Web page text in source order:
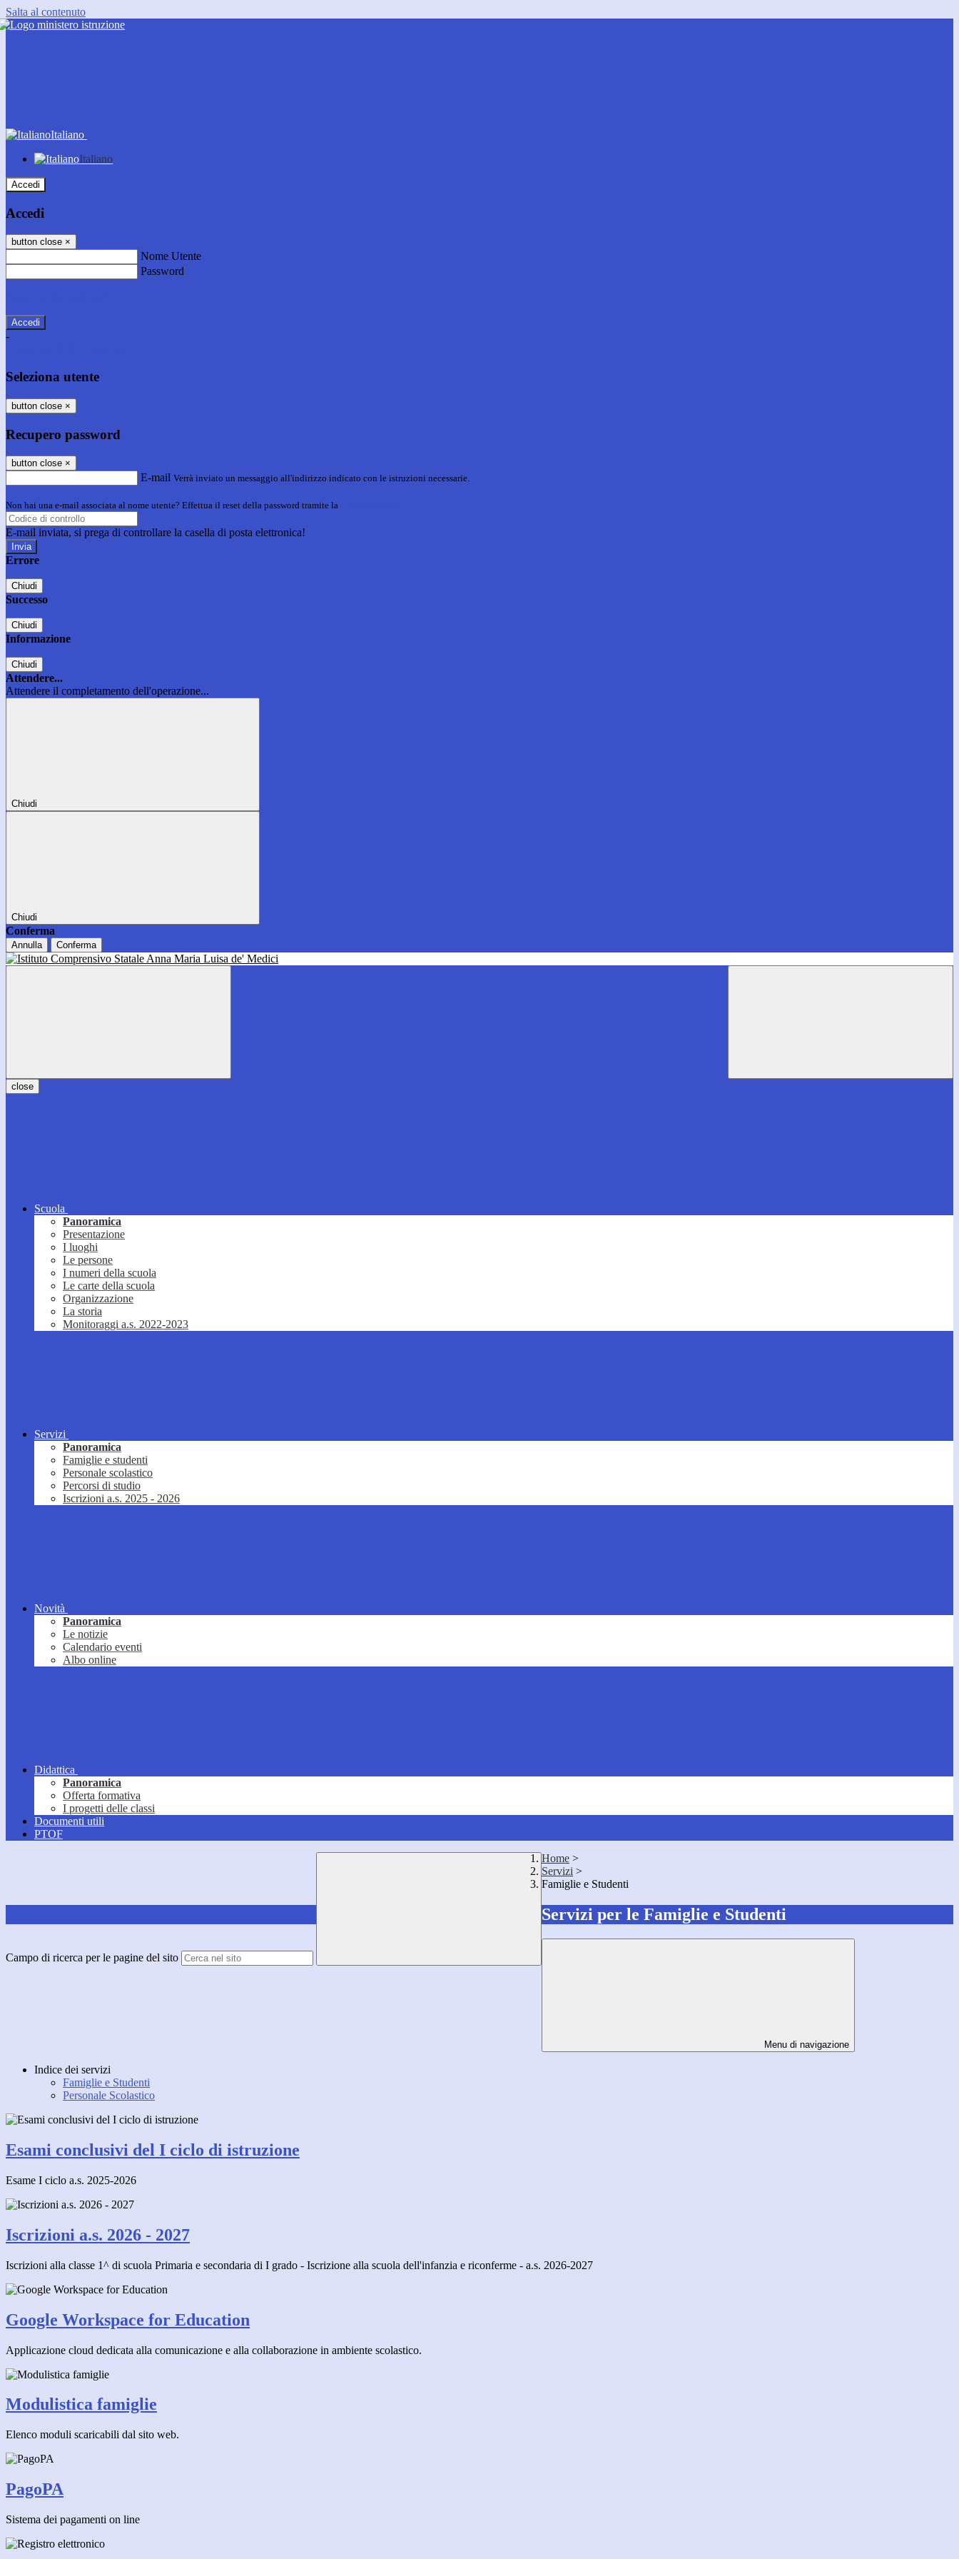
Salta al contenuto
Italiano
Italiano
Accedi
Accedi
button close ×
Nome Utente
Password
-
Seleziona utente
button close ×
Recupero password
button close ×
E-mail Verrà inviato un messaggio all'indirizzo indicato con le istruzioni necessarie.
Non hai una e-mail associata al nome utente? Effettua il reset della password tramite la
E-mail inviata, si prega di controllare la casella di posta elettronica!
Errore
Chiudi
Successo
Chiudi
Informazione
Chiudi
Attendere...
Attendere il completamento dell'operazione...
Chiudi
Chiudi
Conferma
Annulla Conferma
close
Scuola
Panoramica
Presentazione
I luoghi
Le persone
I numeri della scuola
Le carte della scuola
Organizzazione
La storia
Monitoraggi a.s. 2022-2023
Servizi
Panoramica
Famiglie e studenti
Personale scolastico
Percorsi di studio
Iscrizioni a.s. 2025 - 2026
Novità
Panoramica
Le notizie
Calendario eventi
Albo online
Didattica
Panoramica
Offerta formativa
I progetti delle classi
Documenti utili
PTOF
Campo di ricerca per le pagine del sito
Home >
Servizi >
Famiglie e Studenti
Servizi per le Famiglie e Studenti
Menu di navigazione
Indice dei servizi
Famiglie e Studenti
Personale Scolastico
Esami conclusivi del I ciclo di istruzione
Esame I ciclo a.s. 2025-2026
Iscrizioni a.s. 2026 - 2027
Iscrizioni alla classe 1^ di scuola Primaria e secondaria di I grado - Iscrizione alla scuola dell'infanzia e riconferme - a.s. 2026-2027
Google Workspace for Education
Applicazione cloud dedicata alla comunicazione e alla collaborazione in ambiente scolastico.
Modulistica famiglie
Elenco moduli scaricabili dal sito web.
PagoPA
Sistema dei pagamenti on line